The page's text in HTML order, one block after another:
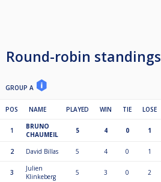
Round-robin standings
GROUP A
POS NAME PLAYED WIN TIE LOSE
1
BRUNO
CHAUMEIL
5 4 0 1
2 David Billas 5 4 0 1
3
Julien
Klinkeberg
5 3 0 2